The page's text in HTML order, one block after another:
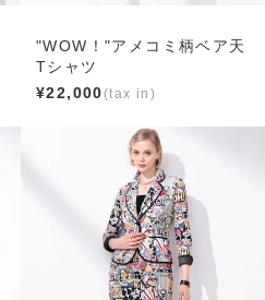
"WOW！"アメコミ柄ベア天
Tシャツ
¥22,000